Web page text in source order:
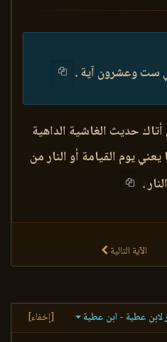
ست وعشرون آية .
حديث الغاشية الداهية
يوم القيامة أو النار من
.
الآية التالية
لابن عطية - ابن عطية [إخفاء]